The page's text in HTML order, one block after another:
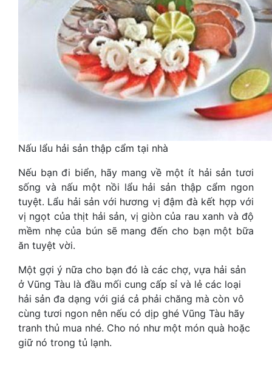
Nấu lẩu hải sản thập cẩm tại nhà
Nếu bạn đi biển, hãy mang về một ít hải sản tươi
sống và nấu một nồi lẩu hải sản thập cẩm ngon
tuyệt. Lẩu hải sản với hương vị đậm đà kết hợp với
vị ngọt của thịt hải sản, vị giòn của rau xanh và độ
mềm nhẹ của bún sẽ mang đến cho bạn một bữa
ăn tuyệt vời.
Một gợi ý nữa cho bạn đó là các chợ, vựa hải sản
ở Vũng Tàu là đầu mối cung cấp sỉ và lẻ các loại
hải sản đa dạng với giá cả phải chăng mà còn vô
cùng tươi ngon nên nếu có dịp ghé Vũng Tàu hãy
tranh thủ mua nhé. Cho nó như một món quà hoặc
giữ nó trong tủ lạnh.